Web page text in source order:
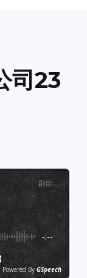
司23
剧目 :-
-:--
Powered By GSpeech